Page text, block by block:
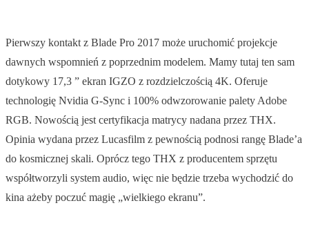
Pierwszy kontakt z Blade Pro 2017 może uruchomić projekcje
dawnych wspomnień z poprzednim modelem. Mamy tutaj ten sam
dotykowy 17,3 ” ekran IGZO z rozdzielczością 4K. Oferuje
technologię Nvidia G-Sync i 100% odwzorowanie palety Adobe
RGB. Nowością jest certyfikacja matrycy nadana przez THX.
Opinia wydana przez Lucasfilm z pewnością podnosi rangę Blade’a
do kosmicznej skali. Oprócz tego THX z producentem sprzętu
współtworzyli system audio, więc nie będzie trzeba wychodzić do
kina ażeby poczuć magię „wielkiego ekranu”.